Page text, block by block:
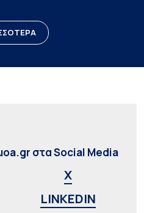
στα Social Media
X
LINKEDIN